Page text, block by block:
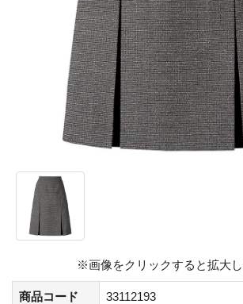
※画像をクリックすると拡大し
商品コード 33112193